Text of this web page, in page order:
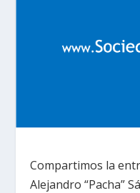
Compartimos la
Alejandro “Pacha”